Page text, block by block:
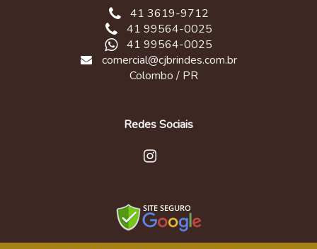
41 3619-9712
41 99564-0025
41 99564-0025
comercial@cjbrindes.com.br
Colombo / PR
Redes Sociais